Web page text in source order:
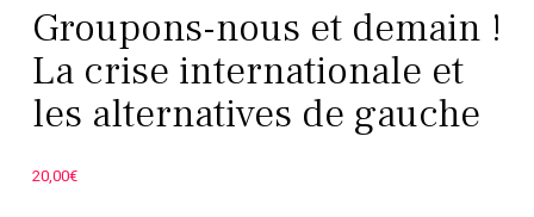
Groupons-nous et demain !
La crise internationale et
les alternatives de gauche
20,00€